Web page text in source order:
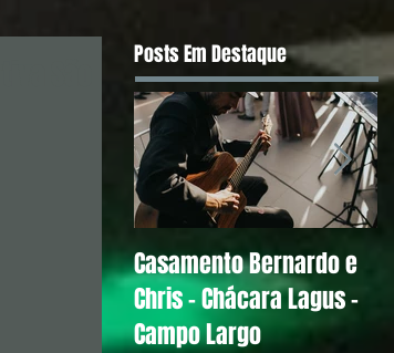
Posts Em Destaque
Casamento Bernardo e
Chris - Chácara Lagus -
Campo Largo